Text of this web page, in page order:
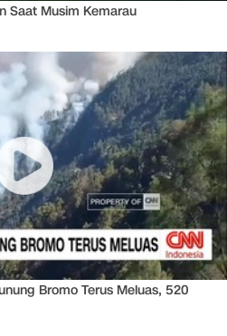
Saat Musim Kemarau
Bromo Terus Meluas, 520